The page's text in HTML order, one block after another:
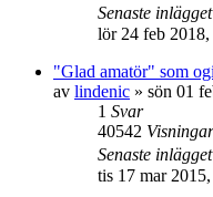
Senaste inlägget
lör 24 feb
"Glad amatör" som
av lindenic » sön 01
1 Svar
40542 Visningar
Senaste inlägget
tis 17 mar